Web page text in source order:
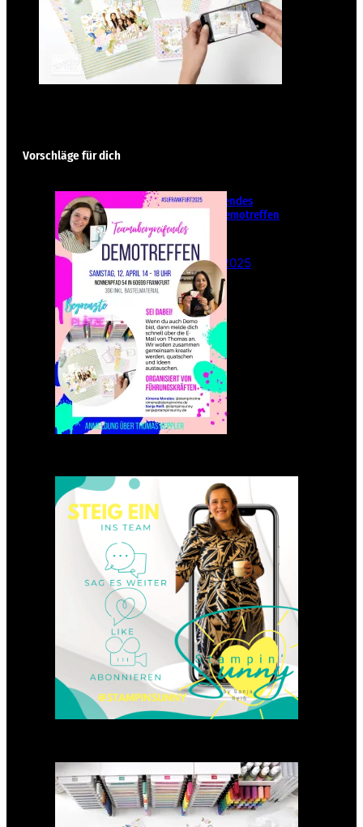
Vorschläge für dich
Teamübergreifendes
Stampin‘ Up! Demotreffen
– Sei dabei!
26. Februar 2025
Einsteigen 2025 im Team
Stampin‘ Sunny
23. Januar 2025
GANZ NEU: Scrapbooking
Club 2025
21. Januar 2025